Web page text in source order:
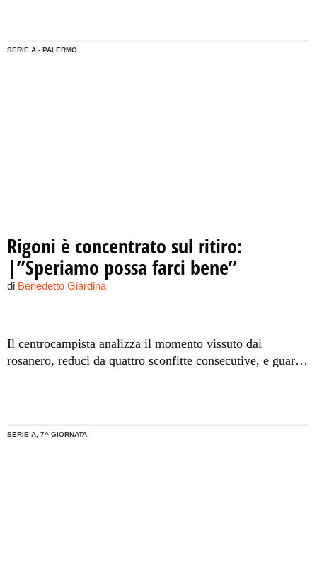
SERIE A - PALERMO
Rigoni è concentrato sul ritiro:
|”Speriamo possa farci bene”
di Benedetto Giardina
Il centrocampista analizza il momento vissuto dai
rosanero, reduci da quattro sconfitte consecutive, e guarda
SERIE A, 7^ GIORNATA